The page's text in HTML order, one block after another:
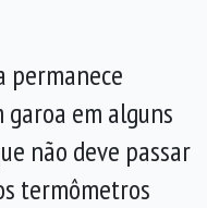
permanece
em alguns
não deve passar
termômetros